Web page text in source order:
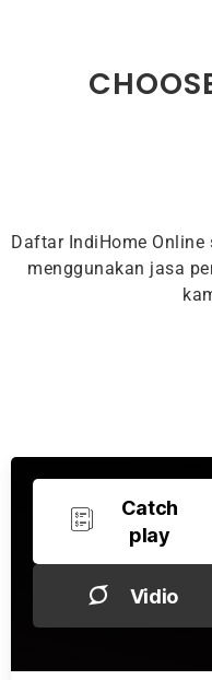
Daftar IndiHome Online
menggunakan jasa
Catch
play
Vidio